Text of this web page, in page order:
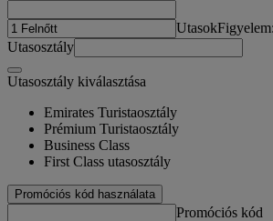
Utasok
Utasosztály
Utasosztály kiválasztása
Emirates Turistaosztály
Prémium Turistaosztály
Business Class
First Class utasosztály
Promóciós kód használata
Promóciós kód